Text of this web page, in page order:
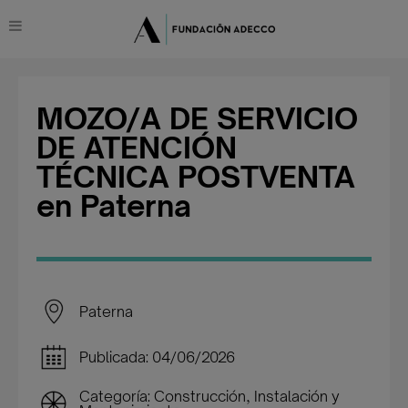
MOZO/A DE SERVICIO
DE ATENCIÓN
TÉCNICA POSTVENTA
en Paterna
Paterna
Publicada: 04/06/2026
Categoría: Construcción, Instalación y